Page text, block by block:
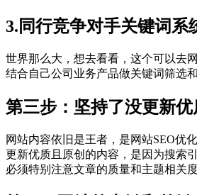
3.同行竞争对手关键词系
世界那么大，想去看看，这个可以去
结合自己公司业务产品做关键词筛选和
第三步：坚持了没更新
网站内容依旧是王者，是网站SEO优
更新优质且原创的内容，是因为搜索
必须特别注意文章的质量和主题相关